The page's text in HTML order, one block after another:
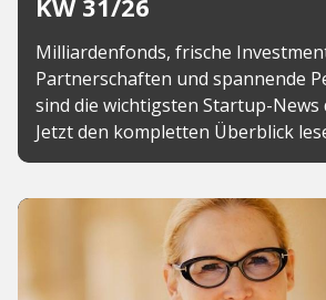
KW 31/26
Milliardenfonds, frische
Partnerschaften und spannende
sind die wichtigsten Startup-News
Jetzt den kompletten Überblick